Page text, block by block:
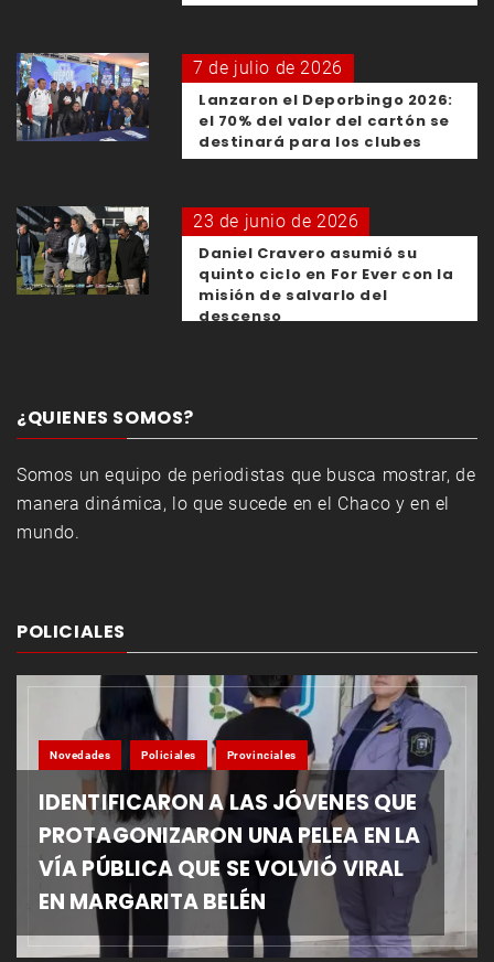
7 de julio de 2026
Lanzaron el Deporbingo 2026:
el 70% del valor del cartón se
destinará para los clubes
23 de junio de 2026
Daniel Cravero asumió su
quinto ciclo en For Ever con la
misión de salvarlo del
descenso
¿QUIENES SOMOS?
Somos un equipo de periodistas que busca mostrar, de
manera dinámica, lo que sucede en el Chaco y en el
mundo.
POLICIALES
Novedades Policiales Provinciales
IDENTIFICARON A LAS JÓVENES QUE
PROTAGONIZARON UNA PELEA EN LA
VÍA PÚBLICA QUE SE VOLVIÓ VIRAL
EN MARGARITA BELÉN